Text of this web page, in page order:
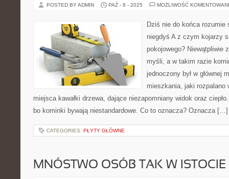
POSTED BY ADMIN PAŹ - 8 - 2025 MOŻLIWOŚĆ
Dziś nie do końca
niegdyś A z czym kojarzy
pokojowego? Niewątpliwie
myśli, a w takim razie
jednoczony był w głównej
mieszkania, jaki rozpalano
miejsca kawałki drzewa, dające niezapomniany widok oraz
bo kominki bywają niestandardowe. Co to oznacza? Oznacza […]
CATEGORIES: PŁYTY GŁÓWNE
MNÓSTWO OSÓB TAK W ISTOCIE